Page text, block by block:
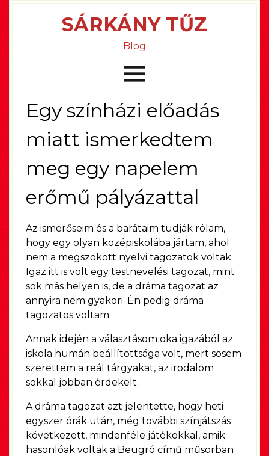
SÁRKÁNY TŰZ
Blog
Egy színházi előadás
miatt ismerkedtem
meg egy napelem
erőmű pályázattal
Az ismerőseim és a barátaim tudják rólam,
hogy egy olyan középiskolába jártam, ahol
nem a megszokott nyelvi tagozatok voltak.
Igaz itt is volt egy testnevelési tagozat, mint
sok más helyen is, de a dráma tagozat az
annyira nem gyakori. Én pedig dráma
tagozatos voltam.
Annak idején a választásom oka igazából az
iskola humán beállítottsága volt, mert sosem
szerettem a reál tárgyakat, az irodalom
sokkal jobban érdekelt.
A dráma tagozat azt jelentette, hogy heti
egyszer órák után, még további színjátszás
következett, mindenféle játékokkal, amik
hasonlóak voltak a Beugró című műsorban